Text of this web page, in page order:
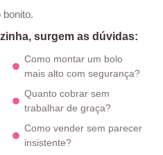
bonito.
surgem as dúvidas:
Como montar um bolo
mais alto com segurança?
Quanto cobrar sem
trabalhar de graça?
Como vender sem parecer
insistente?